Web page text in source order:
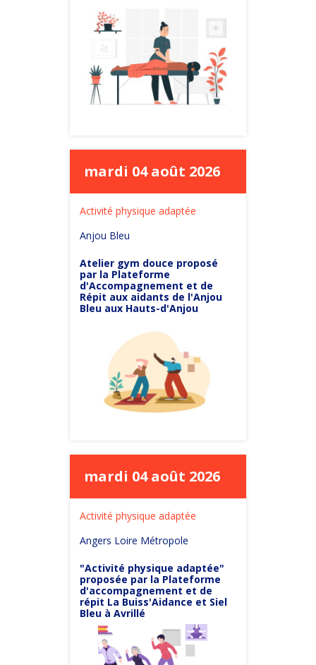
mardi 04 août 2026
Activité physique adaptée
Anjou Bleu
Atelier gym douce proposé
par la Plateforme
d'Accompagnement et de
Répit aux aidants de l'Anjou
Bleu aux Hauts-d'Anjou
mardi 04 août 2026
Activité physique adaptée
Angers Loire Métropole
"Activité physique adaptée"
proposée par la Plateforme
d'accompagnement et de
répit La Buiss'Aidance et Siel
Bleu à Avrillé